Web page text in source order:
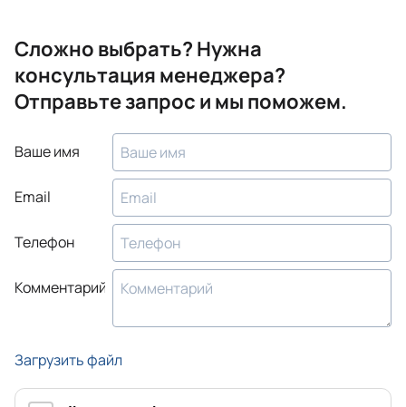
Сложно выбрать? Нужна
консультация менеджера?
Отправьте запрос и мы поможем.
Ваше имя
Email
Телефон
Комментарий
Загрузить файл